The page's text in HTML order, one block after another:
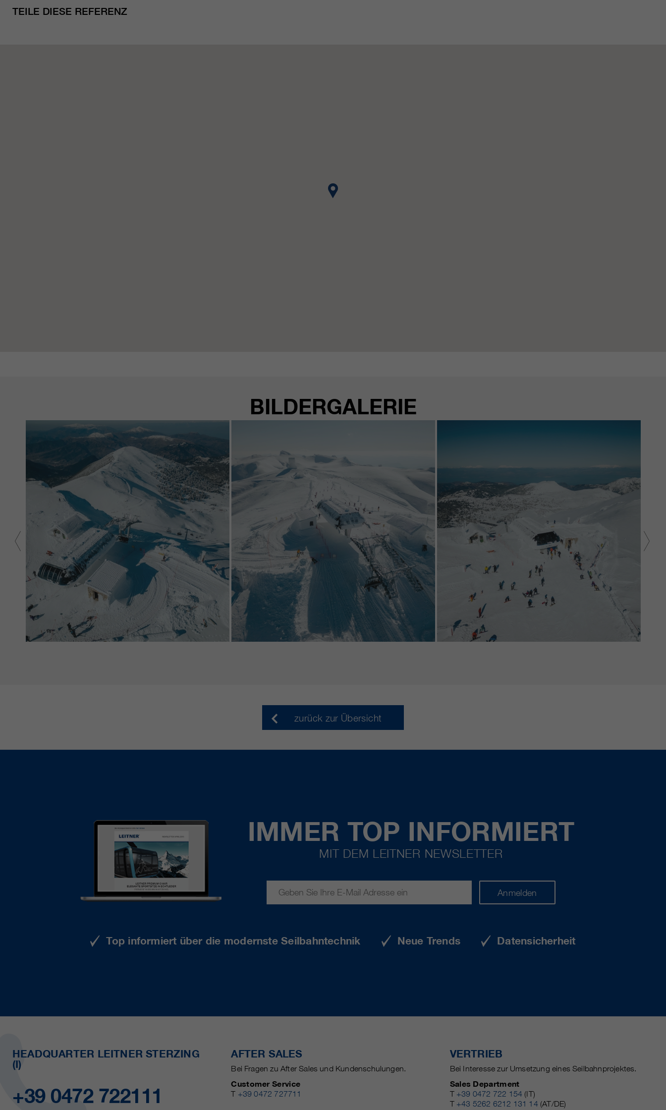
TEILE DIESE REFERENZ
BILDERGALERIE
zurück zur Übersicht
IMMER TOP INFORMIERT
MIT DEM LEITNER NEWSLETTER
Anmelden
Top informiert über die modernste Seilbahntechnik Neue Trends Datensicherheit
HEADQUARTER LEITNER STERZING
(I)
+39 0472 722111
AFTER SALES
Bei Fragen zu After Sales und Kundenschulungen.
Customer Service
T +39 0472 727711
VERTRIEB
Bei Interesse zur Umsetzung eines Seilbahnprojektes.
Sales Department
T +39 0472 722 154 (IT)
T +43 5262 6212 131 14(AT/DE)